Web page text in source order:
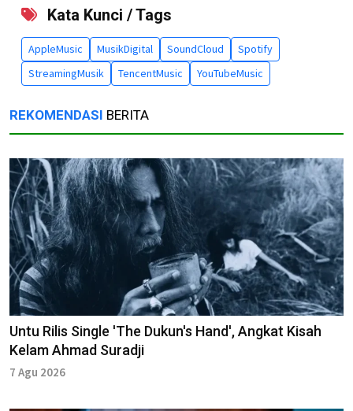
Kata Kunci / Tags
AppleMusic MusikDigital SoundCloud
Spotify
StreamingMusik
TencentMusic YouTubeMusic
REKOMENDASI BERITA
Untu Rilis Single 'The Dukun's Hand', Angkat Kisah
Kelam Ahmad Suradji
7 Agu 2026